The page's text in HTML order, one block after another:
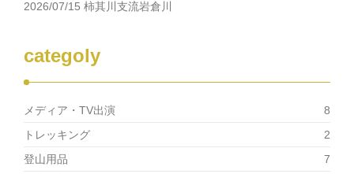
2026/07/15 柿其川支流岩倉川
categoly
メディア・TV出演
8
トレッキング
2
登山用品
7